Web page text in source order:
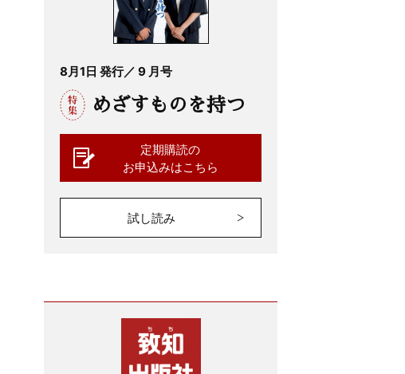
8月1日 発行／ 9 月号
めざすものを持つ
定期購読の
お申込みはこちら
試し読み